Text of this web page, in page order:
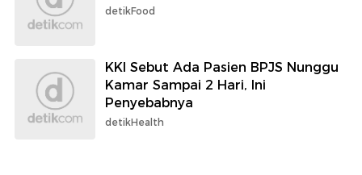
detikFood
KKI Sebut Ada Pasien BPJS Nunggu
Kamar Sampai 2 Hari, Ini
Penyebabnya
detikHealth